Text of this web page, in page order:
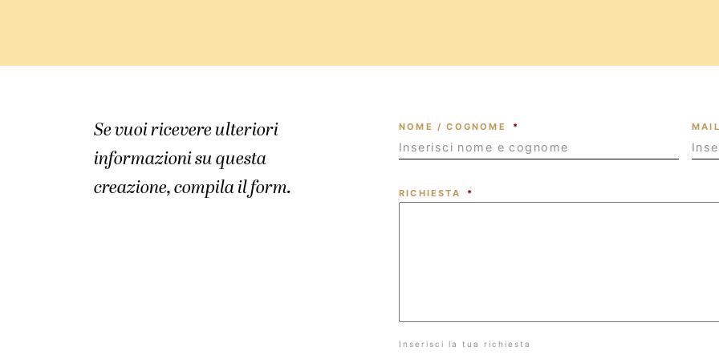
Se vuoi ricevere ulteriori
informazioni su questa
creazione, compila il form.
NOME / COGNOME *
RICHIESTA *
Inserisci la tua richiesta